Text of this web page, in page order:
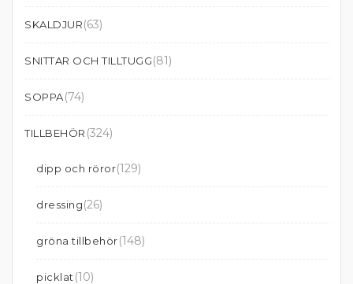
SKALDJUR(63)
SNITTAR OCH TILLTUGG(81)
SOPPA(74)
TILLBEHÖR (324)
dipp och röror(129)
dressing(26)
gröna tillbehör(148)
picklat (10)